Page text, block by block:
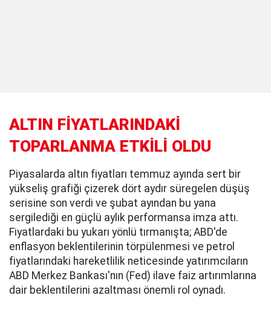
ALTIN FİYATLARINDAKİ
TOPARLANMA ETKİLİ OLDU
Piyasalarda altın fiyatları temmuz ayında sert bir
yükseliş grafiği çizerek dört aydır süregelen düşüş
serisine son verdi ve şubat ayından bu yana
sergilediği en güçlü aylık performansa imza attı.
Fiyatlardaki bu yukarı yönlü tırmanışta; ABD'de
enflasyon beklentilerinin törpülenmesi ve petrol
fiyatlarındaki hareketlilik neticesinde yatırımcıların
ABD Merkez Bankası'nın (Fed) ilave faiz artırımlarına
dair beklentilerini azaltması önemli rol oynadı.